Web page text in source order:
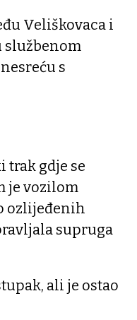
Veliškovaca i
službenom
s
trak gdje se
je vozilom
ozlijeđenih
supruga
ali je ostao